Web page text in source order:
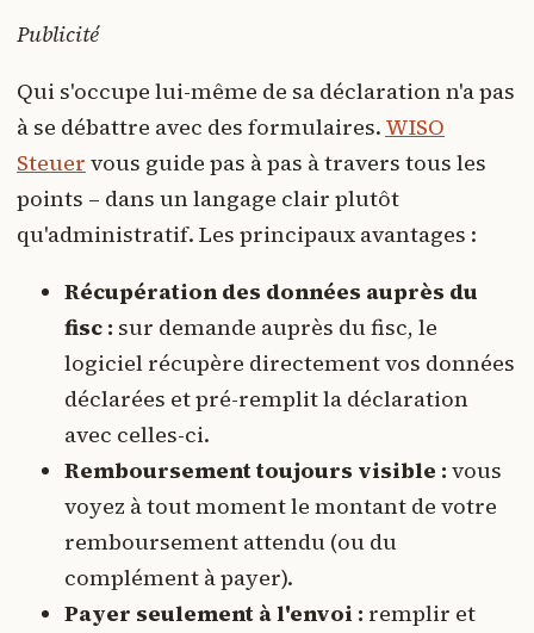
Publicité
Qui s'occupe lui-même de sa déclaration n'a pas
à se débattre avec des formulaires. WISO
Steuer vous guide pas à pas à travers tous les
points – dans un langage clair plutôt
qu'administratif. Les principaux avantages :
Récupération des données auprès du
fisc : sur demande auprès du fisc, le
logiciel récupère directement vos données
déclarées et pré-remplit la déclaration
avec celles-ci.
Remboursement toujours visible : vous
voyez à tout moment le montant de votre
remboursement attendu (ou du
complément à payer).
Payer seulement à l'envoi : remplir et